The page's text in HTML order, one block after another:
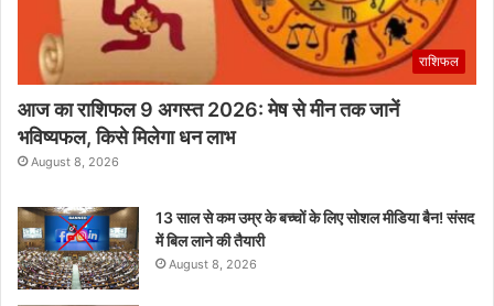
राशिफल
आज का राशिफल 9 अगस्त 2026: मेष से मीन तक जानें
भविष्यफल, किसे मिलेगा धन लाभ
August 8, 2026
13 साल से कम उम्र के बच्चों के लिए सोशल मीडिया बैन! संसद
में बिल लाने की तैयारी
August 8, 2026